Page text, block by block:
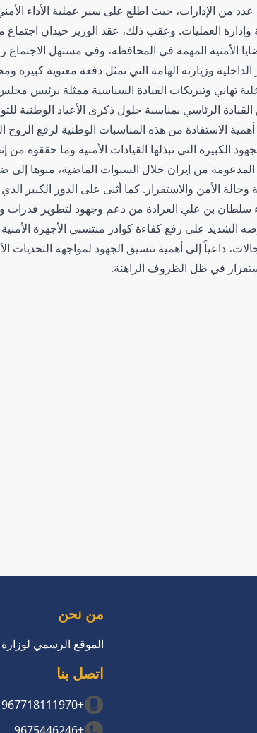
من الإدارات، حيث اطلع على سير عملية الأداء
وإدارة العمليات. وعقب ذلك، عقد الوزير حيدان اجتماع
الأمنية المهمة في المحافظة، وفي مستهل
وزيارته الهامة التي تمثل دفعة معنوية كبيرة
تهاني وتبريكات القيادة السياسية ممثلة برئيس
أهمية الاستفادة من هذه المناسبات الوطنية لرفع الروح
الكبيرة التي تبذلها القيادات الأمنية وما حققوه
المدعومة من إيران خلال السنوات الماضية، منوها إلى
وحالة الأمن والاستقرار. كما أثنى على الدور الكبير
سلطان بن علي العرادة من دعم وجهود لتطوير قدرات
الشديد على رفع كفاءة كوادر منتسبي الأجهزة
داعياً إلى أهمية تنسيق الجهود لمواجهة التحديات
في ظل الظروف الراهنة.
من نحن
الموقع الرسمي لوزارة
اتصل بنا
+967718111970